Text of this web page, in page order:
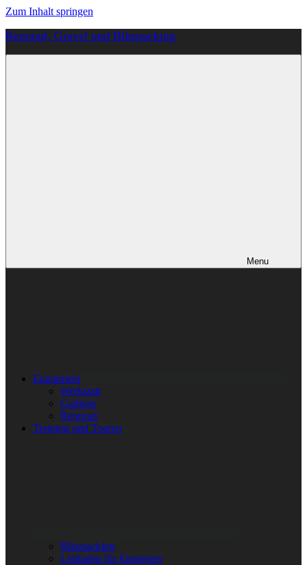
Zum Inhalt springen
Rennrad, Gravel und Bikepacking
Menu
Equipment
Werkstatt
Gadgets
Rennrad
Training und Touren
Bikepacking
Leitfaden für Einsteiger